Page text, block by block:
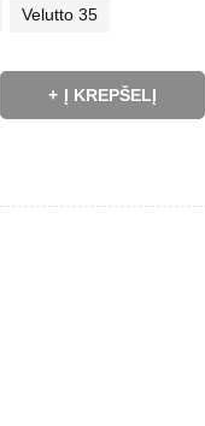
Velutto 35
Į KREPŠELĮ